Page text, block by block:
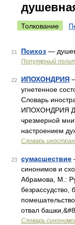
Толкование
21 Психоз —
Популярный
22 ИПОХОНДРИЯ
угнетенное
Словарь
ИПОХОНДРИЯ
чрезмерной
настроением
Словарь
23 сумасшествие
синонимов и
Абрамова, М.:
безрассудство,
отвал
Словарь